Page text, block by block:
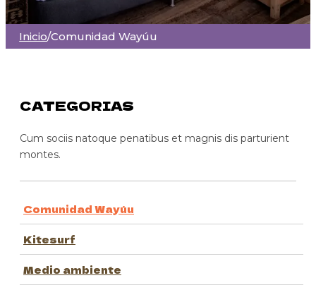
Inicio/Comunidad Wayúu
CATEGORIAS
Cum sociis natoque penatibus et magnis dis parturient
montes.
Comunidad Wayúu
Kitesurf
Medio ambiente